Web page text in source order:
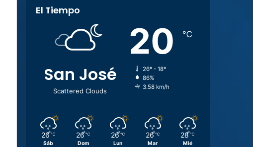
El Tiempo
San José
Scattered Clouds
20 ℃
26º - 18º
86%
3.58 km/h
26 ℃
Sáb
26 ℃
Dom
26 ℃
Lun
26 ℃
Mar
28 ℃
Mié